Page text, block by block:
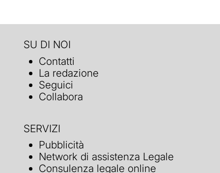
SU DI NOI
Contatti
La redazione
Seguici
Collabora
SERVIZI
Pubblicità
Network di assistenza Legale
Consulenza legale online